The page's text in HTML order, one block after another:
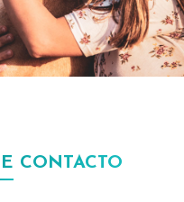
CONTACTO